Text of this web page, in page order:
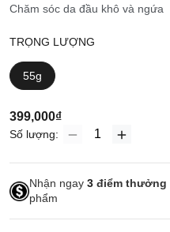
Chăm sóc da đầu khô và ngứa
TRỌNG LƯỢNG
55g
399,000₫
Số lượng:
Nhận ngay 3 điểm thưởng
phẩm